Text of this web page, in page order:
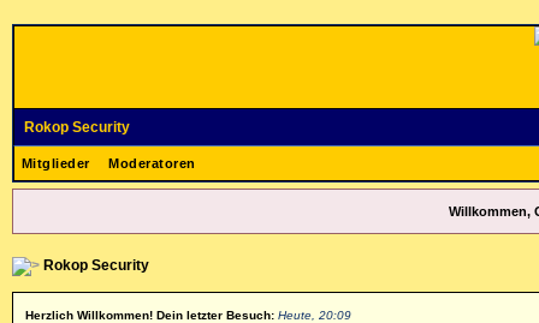
Rokop Security
Mitglieder Moderatoren
Willkommen,
Rokop Security
Herzlich Willkommen! Dein letzter Besuch: Heute, 20:09